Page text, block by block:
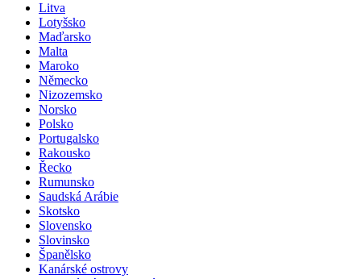
Litva
Lotyšsko
Maďarsko
Malta
Maroko
Německo
Nizozemsko
Norsko
Polsko
Portugalsko
Rakousko
Řecko
Rumunsko
Saudská Arábie
Skotsko
Slovensko
Slovinsko
Španělsko
Kanárské ostrovy